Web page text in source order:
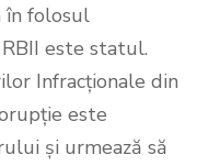
în folosul
este statul.
Infracționale din
este
și urmează să